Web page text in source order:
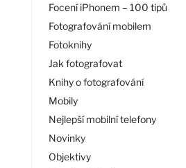
Focení iPhonem – 100 tipů
Fotografování mobilem
Fotoknihy
Jak fotografovat
Knihy o fotografování
Mobily
Nejlepší mobilní telefony
Novinky
Objektivy